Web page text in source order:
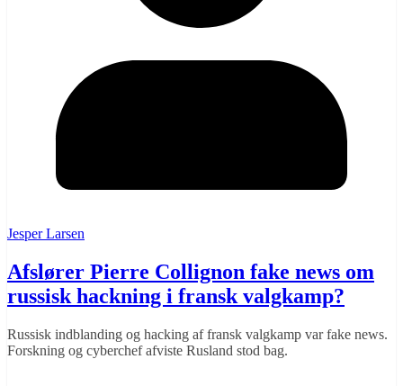
Jesper Larsen
Afslører Pierre Collignon fake news om
russisk hackning i fransk valgkamp?
Russisk indblanding og hacking af fransk valgkamp var fake news.
Forskning og cyberchef afviste Rusland stod bag.